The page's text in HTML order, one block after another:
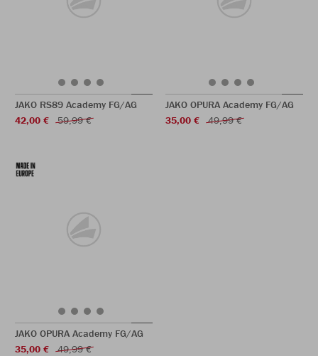
JAKO RS89 Academy FG/AG
42,00 €
59,99 €
JAKO OPURA Academy FG/AG
35,00 €
49,99 €
JAKO OPURA Academy FG/AG
35,00 €
49,99 €